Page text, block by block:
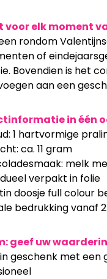
voor elk moment
rondom
of
Bovendien is het
aan een
in één
1 hartvormige
ca. 11 gram
melk
verpakt in folie
doosje full colour
bedrukking vanaf
geef uw
geschenk met een